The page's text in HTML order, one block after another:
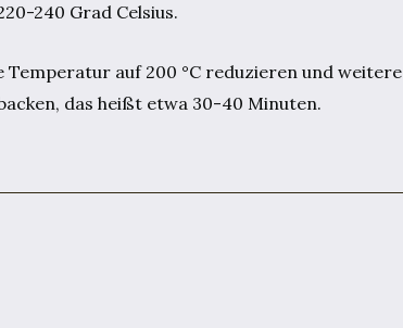
240 Grad Celsius.
Temperatur auf 200 °C reduzieren und weitere
das heißt etwa 30-40 Minuten.